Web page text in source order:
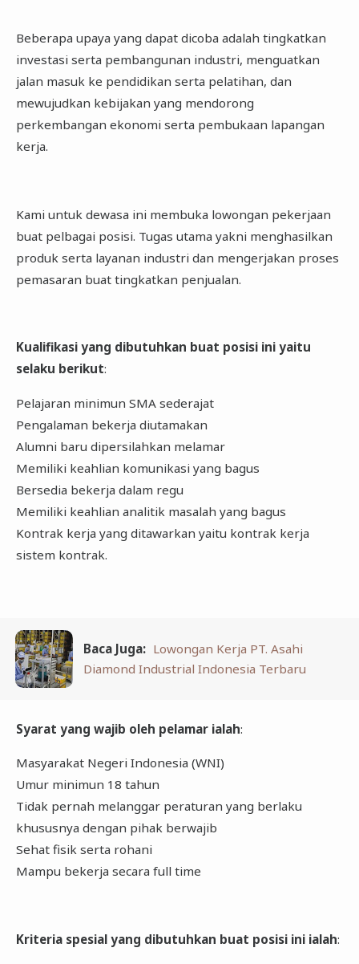
Beberapa upaya yang dapat dicoba adalah tingkatkan
investasi serta pembangunan industri, menguatkan
jalan masuk ke pendidikan serta pelatihan, dan
mewujudkan kebijakan yang mendorong
perkembangan ekonomi serta pembukaan lapangan
kerja.
Kami untuk dewasa ini membuka lowongan pekerjaan
buat pelbagai posisi. Tugas utama yakni menghasilkan
produk serta layanan industri dan mengerjakan proses
pemasaran buat tingkatkan penjualan.
Kualifikasi yang dibutuhkan buat posisi ini yaitu
selaku berikut:
Pelajaran minimun SMA sederajat
Pengalaman bekerja diutamakan
Alumni baru dipersilahkan melamar
Memiliki keahlian komunikasi yang bagus
Bersedia bekerja dalam regu
Memiliki keahlian analitik masalah yang bagus
Kontrak kerja yang ditawarkan yaitu kontrak kerja
sistem kontrak.
Baca Juga: Lowongan Kerja PT. Asahi
Diamond Industrial Indonesia Terbaru
Syarat yang wajib oleh pelamar ialah:
Masyarakat Negeri Indonesia (WNI)
Umur minimun 18 tahun
Tidak pernah melanggar peraturan yang berlaku
khususnya dengan pihak berwajib
Sehat fisik serta rohani
Mampu bekerja secara full time
Kriteria spesial yang dibutuhkan buat posisi ini ialah: